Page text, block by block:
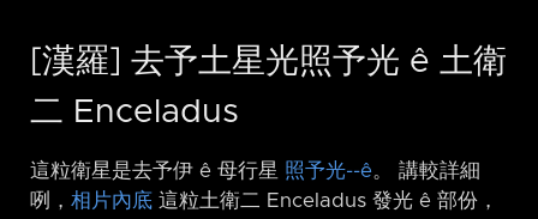
[漢羅] 去予土星光照予光 ê 土衛
二 Enceladus
這粒衛星是去予伊 ê 母行星 照予光-⁠-ê。 講較詳細
咧， 相片內底 這粒土衛二 Enceladus 發光 ê 部份，